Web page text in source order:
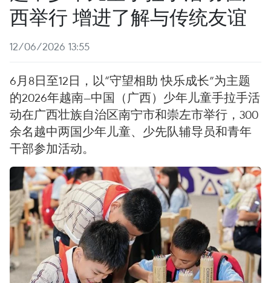
西举行 增进了解与传统友谊
12/06/2026 13:55
6月8日至12日，以“守望相助 快乐成长”为主题
的2026年越南—中国（广西）少年儿童手拉手活
动在广西壮族自治区南宁市和崇左市举行，300
余名越中两国少年儿童、少先队辅导员和青年
干部参加活动。